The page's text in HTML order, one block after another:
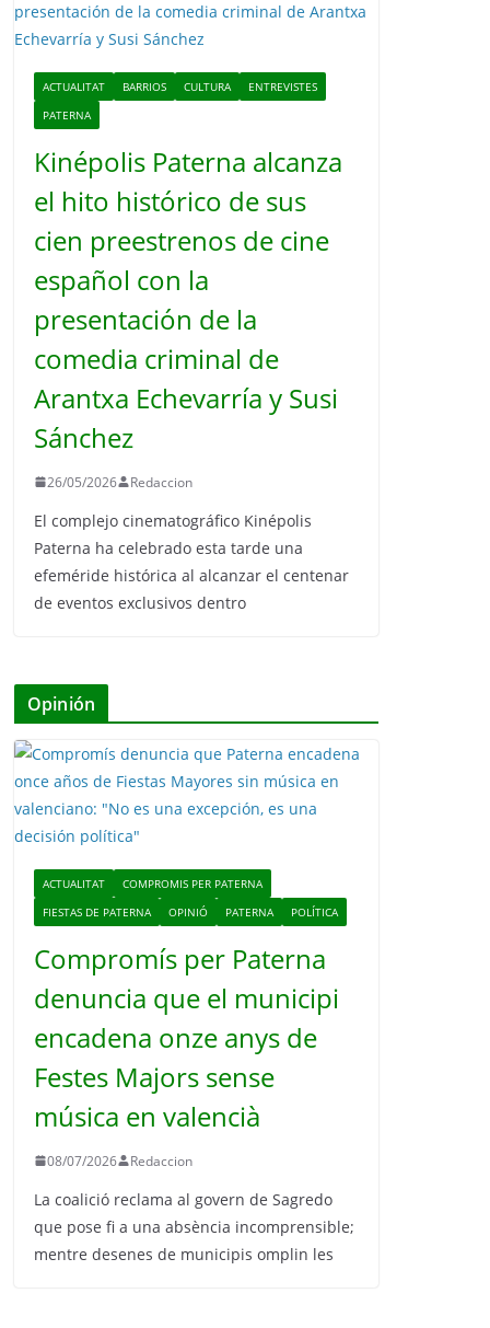
ACTUALITAT BARRIOS CULTURA
ENTREVISTES
PATERNA
Kinépolis Paterna alcanza
el hito histórico de sus
cien preestrenos de cine
español con la
presentación de la
comedia criminal de
Arantxa Echevarría y Susi
Sánchez
26/05/2026 Redaccion
El complejo cinematográfico Kinépolis
Paterna ha celebrado esta tarde una
efeméride histórica al alcanzar el centenar
de eventos exclusivos dentro
Opinión
ACTUALITAT
COMPROMIS PER PATERNA
FIESTAS DE PATERNA
OPINIÓ PATERNA POLÍTICA
Compromís per Paterna
denuncia que el municipi
encadena onze anys de
Festes Majors sense
música en valencià
08/07/2026 Redaccion
La coalició reclama al govern de Sagredo
que pose fi a una absència incomprensible;
mentre desenes de municipis omplin les